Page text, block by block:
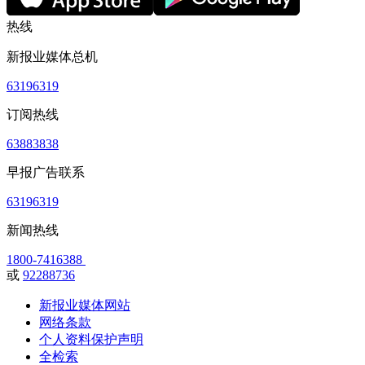
热线
新报业媒体总机
63196319
订阅热线
63883838
早报广告联系
63196319
新闻热线
1800-7416388
或 92288736
新报业媒体网站
网络条款
个人资料保护声明
全检索